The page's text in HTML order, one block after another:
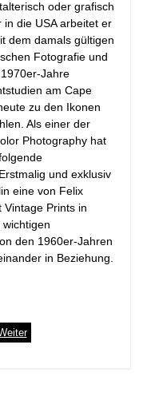
oder grafisch
die USA arbeitet er
dem damals gültigen
Fotografie und
Jahre
am Cape
zu den Ikonen
Als einer der
Photography hat
und exklusiv
eine von Felix
Vintage Prints in
den 1960er-Jahren
in Beziehung.